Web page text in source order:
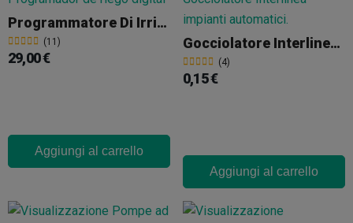
Programmatore Di Irrigazione Digitale
(11)
29,00 €
Aggiungi al carrello
Gocciolatore Interlinea 16 Mm
(4)
0,15 €
Aggiungi al carrello